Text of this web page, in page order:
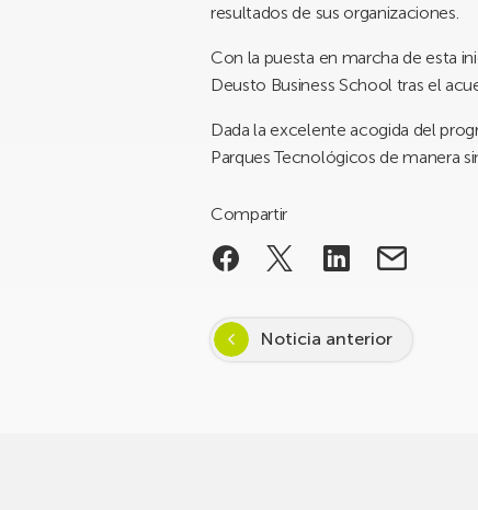
resultados de sus organizaciones.
Con la puesta en marcha de esta
Deusto Business School tras el
Dada la excelente acogida del
Parques Tecnológicos de manera
Compartir
Noticia anterior